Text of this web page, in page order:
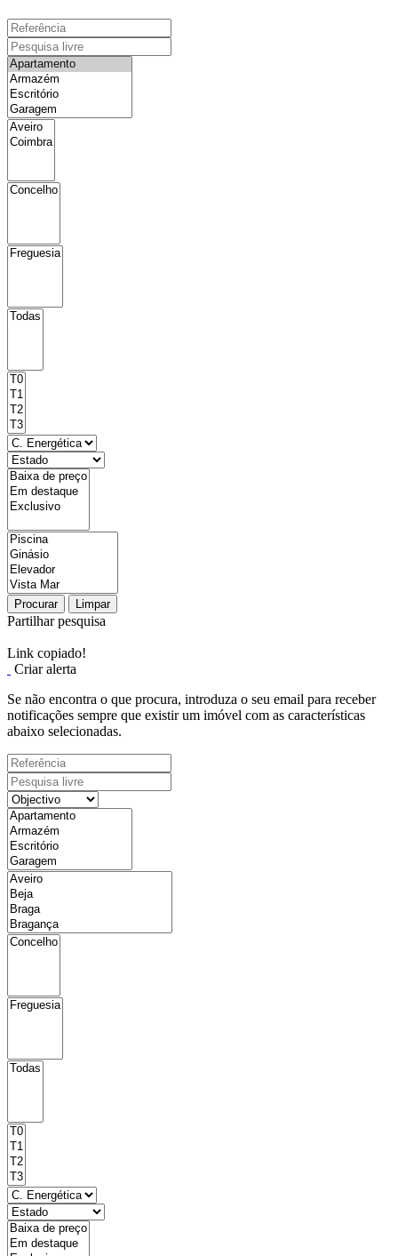
Procurar Limpar
Partilhar pesquisa
Link copiado!
Criar alerta
Se não encontra o que procura, introduza o seu email para receber
notificações sempre que existir um imóvel com as características
abaixo selecionadas.